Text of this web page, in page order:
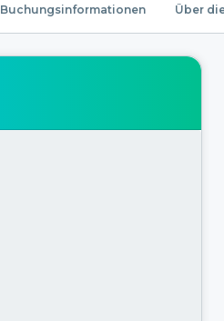
Buchungsinformationen Über